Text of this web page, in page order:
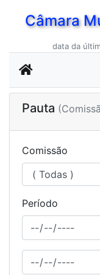
Câmara
data da
Pauta
Comissão
Período